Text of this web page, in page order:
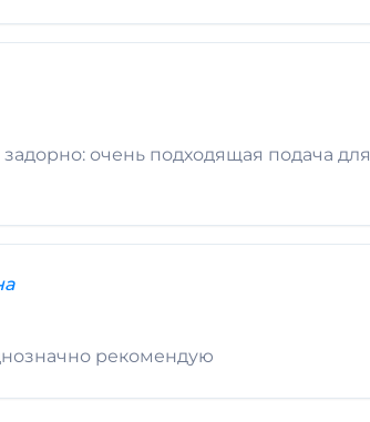
очень подходящая подача
рекомендую